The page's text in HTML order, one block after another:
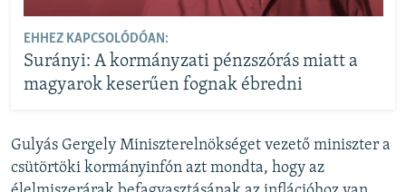
EHHEZ KAPCSOLÓDÓAN:
Surányi: A kormányzati pénzszórás miatt a
magyarok keserűen fognak ébredni
Gulyás Gergely Miniszterelnökséget vezető miniszter a
csütörtöki kormányinfón azt mondta, hogy az